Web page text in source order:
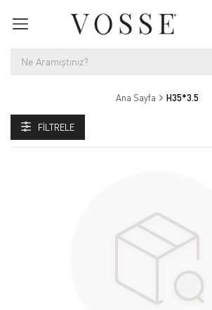
Ana Sayfa H35*3.5
FILTRELE